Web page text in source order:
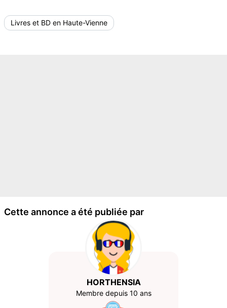
Livres et BD en Haute-Vienne
Cette annonce a été publiée par
HORTHENSIA
Membre depuis 10 ans